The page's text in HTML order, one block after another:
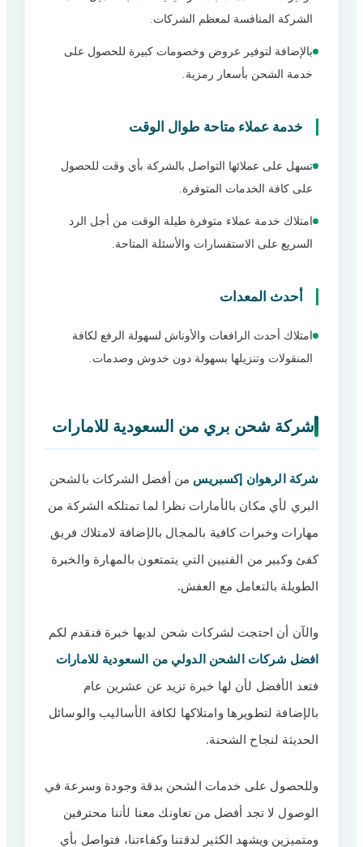
الشركة المنافسة لمعظم الشركات.
بالإضافة لتوفير عروض وخصومات كبيرة للحصول على
خدمة الشحن بأسعار رمزية.
خدمة عملاء متاحة طوال الوقت
تسهل على عملائها التواصل بالشركة بأي وقت للحصول
على كافة الخدمات المتوفرة.
امتلاك خدمة عملاء متوفرة طيلة الوقت من أجل الرد
السريع على الاستفسارات والأسئلة المتاحة.
أحدث المعدات
امتلاك أحدث الرافعات والأوناش لسهولة الرفع لكافة
المنقولات وتنزيلها بسهولة دون خدوش وصدمات.
شركة شحن بري من السعودية للامارات
شركة الرهوان إكسبريس من أفضل الشركات بالشحن
البري لأي مكان بالأمارات نظرا لما تمتلكه الشركة من
مهارات وخبرات كافية بالمجال بالإضافة لامتلاك فريق
كفئ وكبير من الفنيين التي يتمتعون بالمهارة والخبرة
الطويلة بالتعامل مع العفش.
والآن أن احتجت لشركات شحن لديها خبرة فنقدم لكم
افضل شركات الشحن الدولي من السعودية للامارات
فتعد الأفضل لأن لها خبرة تزيد عن عشرين عام
بالإضافة لتطويرها وامتلاكها لكافة الأساليب والوسائل
الحديثة لنجاح الشحنة.
وللحصول على خدمات الشحن بدقة وجودة وسرعة في
الوصول لا تجد أفضل من تعاونك معنا لأننا محترفين
ومتميزين ويشهد الكثير لدقتنا وكفاءتنا، فتواصل بأي